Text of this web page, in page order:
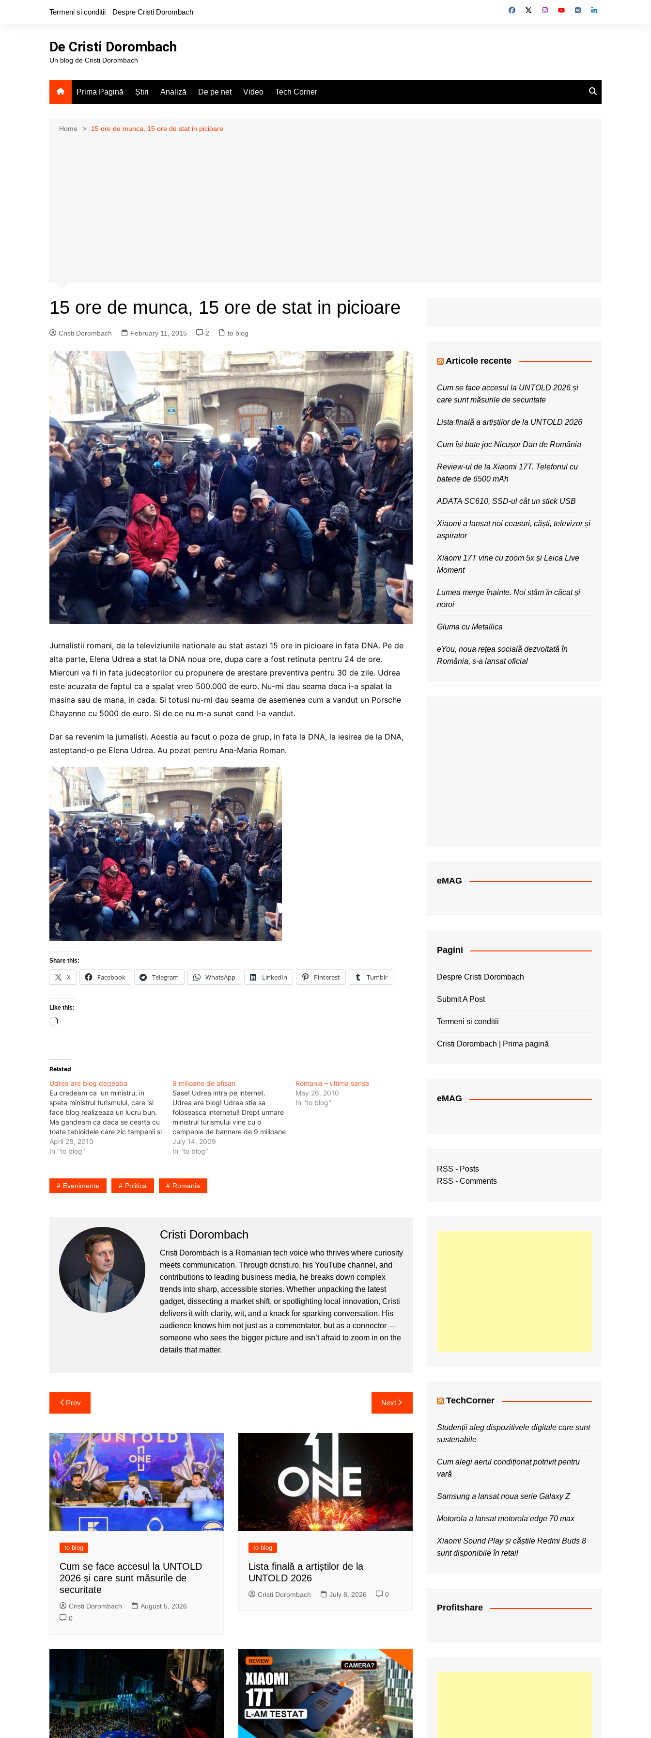
Termeni si conditii Despre Cristi Dorombach
De Cristi Dorombach
Un blog de Cristi Dorombach
Prima Pagină Știri Analiză De pe net Video Tech Corner
Home 15 ore de munca, 15 ore de stat in picioare
15 ore de munca, 15 ore de stat in picioare
Cristi Dorombach February 11, 2015 2 to blog
Jurnalistii romani, de la televiziunile nationale au stat astazi 15 ore in picioare in fata DNA. Pe de
alta parte, Elena Udrea a stat la DNA noua ore, dupa care a fost retinuta pentru 24 de ore.
Miercuri va fi in fata judecatorilor cu propunere de arestare preventiva pentru 30 de zile. Udrea
este acuzata de faptul ca a spalat vreo 500.000 de euro. Nu-mi dau seama daca i-a spalat la
masina sau de mana, in cada. Si totusi nu-mi dau seama de asemenea cum a vandut un Porsche
Chayenne cu 5000 de euro. Si de ce nu m-a sunat cand l-a vandut.
Dar sa revenim la jurnalisti. Acestia au facut o poza de grup, in fata la DNA, la iesirea de la DNA,
asteptand-o pe Elena Udrea. Au pozat pentru Ana-Maria Roman.
Share this:
X Facebook Telegram WhatsApp LinkedIn Pinterest Tumblr
Like this:
Loading…
Related
Udrea are blog degeaba
Eu credeam ca un ministru, in
speta ministrul turismului, care isi
face blog realizeaza un lucru bun.
Ma gandeam ca daca se cearta cu
toate tabloidele care zic tampenii si
ca explica pe blog povestea
ceaiului se relaxeaza lumea, dar ma
April 28, 2010
In "to blog"
9 milioane de afisari
Sase! Udrea intra pe internet.
Udrea are blog! Udrea stie sa
foloseasca internetul! Drept urmare
ministrul turismului vine cu o
campanie de bannere de 9 milioane
de afisari. Cam juma de zi, sau cam
3 ore. (depinde unde vrea sa
va…
July 14, 2009
In "to blog"
Romania – ultima sansa
May 26, 2010
In "to blog"
Evenimente Politica Romania
Cristi Dorombach
Cristi Dorombach is a Romanian tech voice who thrives where curiosity
meets communication. Through dcristi.ro, his YouTube channel, and
contributions to leading business media, he breaks down complex
trends into sharp, accessible stories. Whether unpacking the latest
gadget, dissecting a market shift, or spotlighting local innovation, Cristi
delivers it with clarity, wit, and a knack for sparking conversation. His
audience knows him not just as a commentator, but as a connector —
someone who sees the bigger picture and isn’t afraid to zoom in on the
details that matter.
Post
navigation
Prev Next
to blog
Cum se face accesul la UNTOLD
2026 și care sunt măsurile de
securitate
Cristi Dorombach
August 5, 2026
0
to blog
Lista finală a artiștilor de la
UNTOLD 2026
Cristi Dorombach July 8, 2026 0
Articole recente
Cum se face accesul la UNTOLD 2026 și
care sunt măsurile de securitate
Lista finală a artiștilor de la UNTOLD 2026
Cum își bate joc Nicușor Dan de România
Review-ul de la Xiaomi 17T. Telefonul cu
baterie de 6500 mAh
ADATA SC610, SSD-ul cât un stick USB
Xiaomi a lansat noi ceasuri, căști, televizor și
aspirator
Xiaomi 17T vine cu zoom 5x și Leica Live
Moment
Lumea merge înainte. Noi stăm în căcat și
noroi
Gluma cu Metallica
eYou, noua rețea socială dezvoltată în
România, s-a lansat oficial
eMAG
Pagini
Despre Cristi Dorombach
Submit A Post
Termeni si conditii
Cristi Dorombach | Prima pagină
eMAG
RSS - Posts
RSS - Comments
TechCorner
Studenții aleg dispozitivele digitale care sunt
sustenabile
Cum alegi aerul condiționat potrivit pentru
vară
Samsung a lansat noua serie Galaxy Z
Motorola a lansat motorola edge 70 max
Xiaomi Sound Play și căștile Redmi Buds 8
sunt disponibile în retail
Profitshare